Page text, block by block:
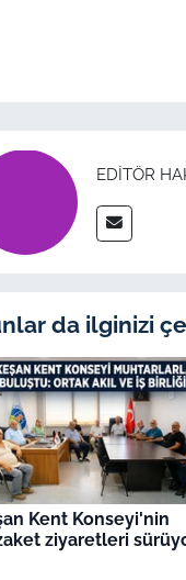
EDITÖR
da ilginizi
Kent Konseyi'nin
ziyaretleri